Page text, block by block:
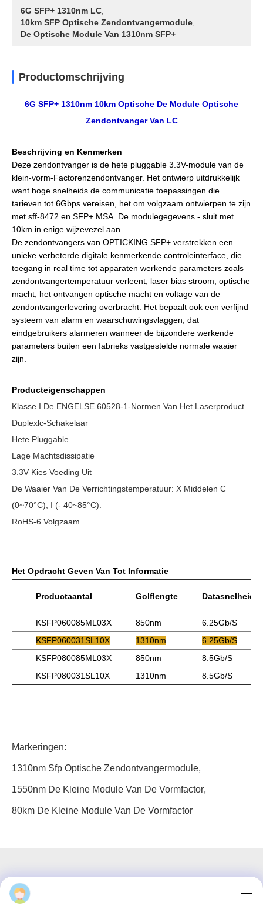
6G SFP+ 1310nm LC
10km SFP Optische Zendontvangermodule
De Optische Module Van 1310nm SFP+
Productomschrijving
6G SFP+ 1310nm 10km Optische De Module Optische
Zendontvanger Van LC
Beschrijving en Kenmerken
Deze zendontvanger is de hete pluggable 3.3V-module van de
klein-vorm-Factorenzendontvanger. Het ontwierp uitdrukkelijk
want hoge snelheids de communicatie toepassingen die
tarieven tot 6Gbps vereisen, het om volgzaam ontwierpen te zijn
met sff-8472 en SFP+ MSA. De modulegegevens - sluit met
10km in enige wijzevezel aan.
De zendontvangers van OPTICKING SFP+ verstrekken een
unieke verbeterde digitale kenmerkende controleinterface, die
toegang in real time tot apparaten werkende parameters zoals
zendontvangertemperatuur verleent, laser bias stroom, optische
macht, het ontvangen optische macht en voltage van de
zendontvangerlevering overbracht. Het bepaalt ook een verfijnd
systeem van alarm en waarschuwingsvlaggen, dat
eindgebruikers alarmeren wanneer de bijzondere werkende
parameters buiten een fabrieks vastgestelde normale waaier
zijn.
Producteigenschappen
Klasse I De ENGELSE 60528-1-Normen Van Het Laserproduct
Duplexlc-Schakelaar
Hete Pluggable
Lage Machtsdissipatie
3.3V Kies Voeding Uit
De Waaier Van De Verrichtingstemperatuur: X Middelen C
(0~70°C); I (- 40~85°C).
RoHS-6 Volgzaam
Het Opdracht Geven Van Tot Informatie
Productaantal Golflengte Datasnelheid
KSFP060085ML03X 850nm
6.25Gb/s
KSFP060031SL10X
1310nm
6.25Gb/s
KSFP080085ML03X
850nm
8.5Gb/s
KSFP080031SL10X
1310nm 8.5Gb/s
Markeringen:
1310nm Sfp Optische Zendontvangermodule,
1550nm De Kleine Module Van De Vormfactor,
80km De Kleine Module Van De Vormfactor